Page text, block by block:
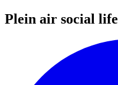
Plein air social life